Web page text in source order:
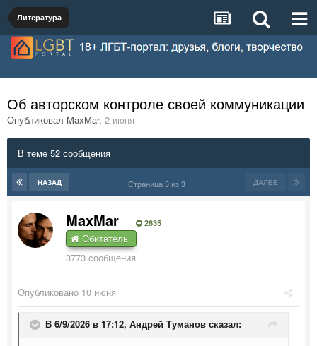
Литература
Об авторском контроле своей коммуникации
Опубликовал MaxMar, 2 июня
В теме 52 сообщения
НАЗАД ДАЛЕЕ
Страница 3 из 3
MaxMar 2635
Обитатель
3773 сообщения
Опубликовано 10 июня
В 6/9/2026 в 17:12, Андрей Туманов сказал: